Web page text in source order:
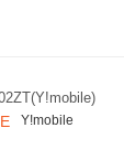
Y!mobile